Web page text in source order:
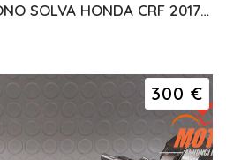
AMMORTIZZATORE MONO SOLVA HONDA CRF 2017 2021
300 €